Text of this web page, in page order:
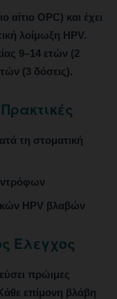
OPC) και έχει
λοίμωξη HPV.
9–14 ετών (2
(3 δόσεις).
τη στοματική
HPV βλαβών
Έλεγχος
πρώιμες
επίμονη βλάβη